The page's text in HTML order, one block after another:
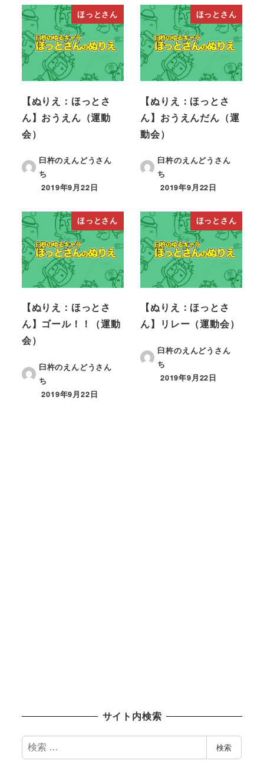
ほっとさん
【ぬりえ：ほっとさ
ん】おうえん（運動
会）
臼杵のえんどうさん
ち
2019年9月22日
ほっとさん
【ぬりえ：ほっとさ
ん】おうえんだん（運
動会）
臼杵のえんどうさん
ち
2019年9月22日
ほっとさん
【ぬりえ：ほっとさ
ん】ゴール！！（運動
会）
臼杵のえんどうさん
ち
2019年9月22日
ほっとさん
【ぬりえ：ほっとさ
ん】リレー（運動会）
臼杵のえんどうさん
ち
2019年9月22日
サイト内検索
検
索
検索